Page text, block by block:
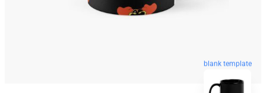
blank template